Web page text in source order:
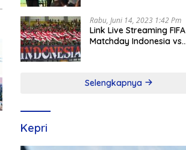
Rabu, Juni 14, 2023 1:42 Pm
Link Live Streaming FIFA
Matchday Indonesia vs
Selengkapnya
Kepri